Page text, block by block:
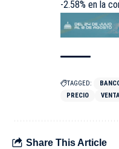
-2.58% en la
TAGGED:
PRECIO
VENTA
Share This Article